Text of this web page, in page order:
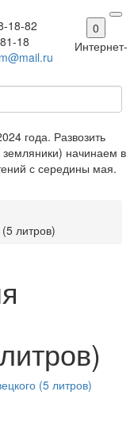
18-82
18
0
Интернет-
года. Развозить
начинаем в
с середины мая.
литров)